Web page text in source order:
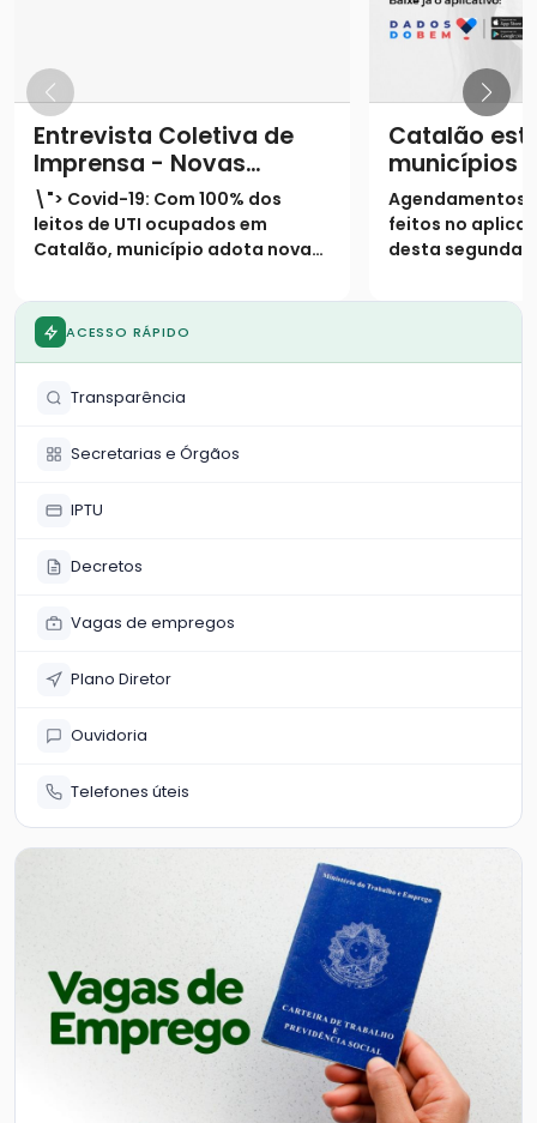
Entrevista Coletiva de
Imprensa - Novas
medidas restritivas
Covid-19
\"> Covid-19: Com 100% dos
leitos de UTI ocupados em
Catalão, município adota novas
exemplo do que vive o mundo e a
maior parte dos estados
brasileiros, cresce
Goias, o número de casos co
Catalão
municípios
terão
massa por
Agendamentos
feitos no
desta segunda-
semana, dia 17
ACESSO RÁPIDO
Transparência
Secretarias e Órgãos
IPTU
Decretos
Vagas de empregos
Plano Diretor
Ouvidoria
Telefones úteis